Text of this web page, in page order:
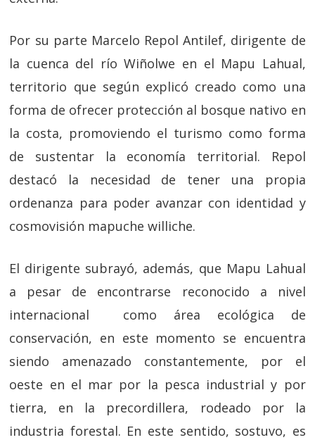
Por su parte Marcelo Repol Antilef, dirigente de
la cuenca del río Wiñolwe en el Mapu Lahual,
territorio que según explicó creado como una
forma de ofrecer protección al bosque nativo en
la costa, promoviendo el turismo como forma
de sustentar la economía territorial. Repol
destacó la necesidad de tener una propia
ordenanza para poder avanzar con identidad y
cosmovisión mapuche williche.
El dirigente subrayó, además, que Mapu Lahual
a pesar de encontrarse reconocido a nivel
internacional como área ecológica de
conservación, en este momento se encuentra
siendo amenazado constantemente, por el
oeste en el mar por la pesca industrial y por
tierra, en la precordillera, rodeado por la
industria forestal. En este sentido, sostuvo, es